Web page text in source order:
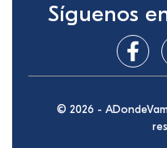
Síguenos
© 2026 -